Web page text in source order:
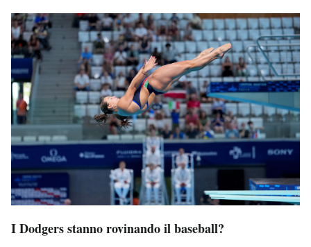
I Dodgers stanno rovinando il baseball?